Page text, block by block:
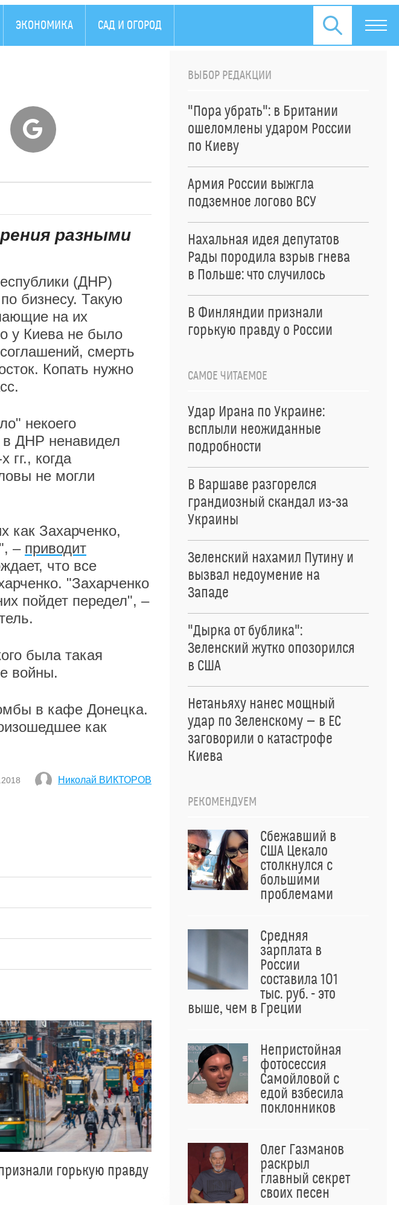
ЭКОНОМИКА САД И ОГОРОД
разными
(ДНР)
бизнесу. Такую
на их
у Киева не было
смерть
Копать нужно
некоего
в ДНР ненавидел
гг., когда
не могли
как Захарченко,
– приводит
что все
"Захарченко
пойдет передел", –
была такая
войны.
в кафе Донецка.
как
Николай ВИКТОРОВ
горькую правду
ВЫБОР РЕДАКЦИИ
"Пора убрать": в Британии
ошеломлены ударом России
по Киеву
Армия России выжгла
подземное логово ВСУ
Нахальная идея депутатов
Рады породила взрыв гнева
в Польше: что случилось
В Финляндии признали
горькую правду о России
САМОЕ ЧИТАЕМОЕ
Удар Ирана по Украине:
всплыли неожиданные
подробности
В Варшаве разгорелся
грандиозный скандал из-за
Украины
Зеленский нахамил Путину и
вызвал недоумение на
Западе
"Дырка от бублика":
Зеленский жутко опозорился
в США
Нетаньяху нанес мощный
удар по Зеленскому — в ЕС
заговорили о катастрофе
Киева
РЕКОМЕНДУЕМ
Сбежавший в
США Цекало
столкнулся с
большими
проблемами
Средняя
зарплата в
России
составила 101
тыс. руб. - это
выше, чем в Греции
Непристойная
фотосессия
Самойловой с
едой взбесила
поклонников
Олег Газманов
раскрыл
главный секрет
своих песен